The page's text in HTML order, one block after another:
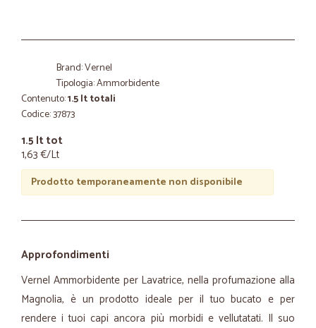
Brand: Vernel
Tipologia: Ammorbidente
Contenuto:1.5 lt totali
Codice: 37873
1.5 lt tot
1,63 €/Lt
Prodotto temporaneamente non disponibile
Approfondimenti
Vernel Ammorbidente per Lavatrice, nella profumazione alla
Magnolia, è un prodotto ideale per il tuo bucato e per
rendere i tuoi capi ancora più morbidi e vellutatati. Il suo